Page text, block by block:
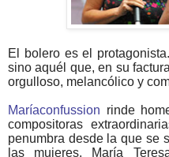
El bolero es el
sino aquél que, en su
orgulloso, melancólico y
Maríaconfussion rinde
compositoras
penumbra desde la que se
las mujeres. María